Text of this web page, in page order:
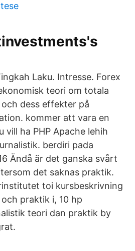
Laku. Intresse. Forex
teori om totala
dess effekter på
kommer att vara en
vill ha PHP Apache lehih
berdiri pada
Ändå är det ganska svårt
det saknas praktik.
toi kursbeskrivning
praktik i, 10 hp
teori dan praktik by